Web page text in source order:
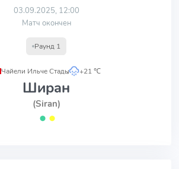
03.09.2025, 12:00
Матч окончен
Раунд 1
Чайели Ильче Стады
, +21 ℃
Ширан
(Siran)
⬤ ⬤